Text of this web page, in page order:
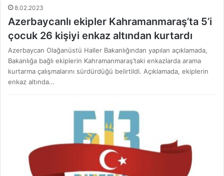
8.02.2023
Azerbaycanlı ekipler Kahramanmaraş’ta 5’i
çocuk 26 kişiyi enkaz altından kurtardı
Azerbaycan Olağanüstü Haller Bakanlığından yapılan açıklamada,
Bakanlığa bağlı ekiplerin Kahramanmaraş’taki enkazlarda arama
kurtarma çalışmalarını sürdürdüğü belirtildi. Açıklamada, ekiplerin
enkaz altında…